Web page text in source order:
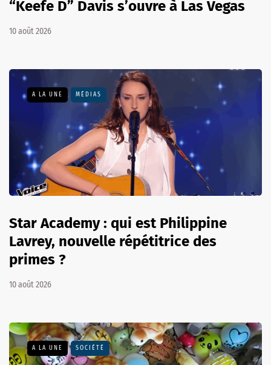
“Keefe D” Davis s’ouvre à Las Vegas
10 août 2026
A LA UNE MÉDIAS
Star Academy : qui est Philippine
Lavrey, nouvelle répétitrice des
primes ?
10 août 2026
A LA UNE SOCIÉTÉ